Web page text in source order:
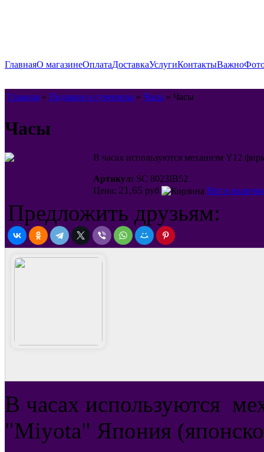
ГлавнаяО магазинеОплатаДоставкаУслугиКонтактыВажно
Главная » Подарки и сувениры » Часы » Часы
Часы
В часах используются механизм Y12
Артикул: SC 8023IB52
Цена: 21,65 руб Нет в
Предложить друзьям:
В часах используются
"Miyota" Япония